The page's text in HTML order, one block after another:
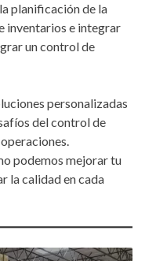
planificación de la
inventarios e integrar
un control de
personalizadas
del control de
podemos mejorar tu
la calidad en cada